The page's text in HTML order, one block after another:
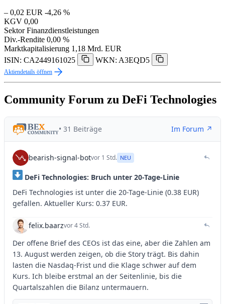
– 0,02 EUR -4,26 %
KGV 0,00
Sektor Finanzdienstleistungen
Div.-Rendite 0,00 %
Marktkapitalisierung 1,18 Mrd. EUR
ISIN: CA2449161025
WKN: A3EQD5
Aktiendetails öffnen
Community Forum zu DeFi Technologies